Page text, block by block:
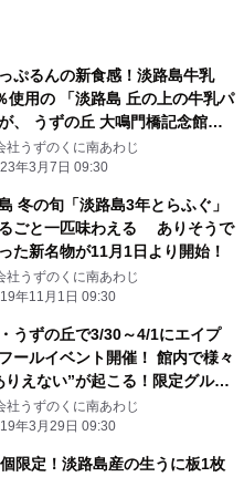
ぷるんの新食感！淡路島牛乳
使用の 「淡路島 丘の上の牛乳パ
、 うずの丘 大鳴門橋記念館内
10日オープン
社うずのくに南あわじ
年3月7日 09:30
冬の旬「淡路島3年とらふぐ」
ごと一匹味わえる ありそうで
た新名物が11月1日より開始！
社うずのくに南あわじ
年11月1日 09:30
うずの丘で3/30～4/1にエイプ
ールイベント開催！ 館内で様々
りえない”が起こる！限定グルメ
スマートスピーカー対応のう
発生装置が初登場！？
社うずのくに南あわじ
年3月29日 09:30
限定！淡路島産の生うに板1枚